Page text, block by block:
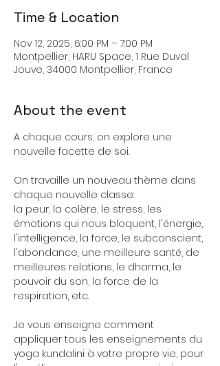
Time & Location
Nov 12, 2025, 6:00 PM – 7:00 PM
Montpellier, HARU Space, 1 Rue Duval
Jouve, 34000 Montpellier, France
About the event
A chaque cours, on explore une
nouvelle facette de soi.
On travaille un nouveau thème dans
chaque nouvelle classe:
la peur, la colère, le stress, les
émotions qui nous bloquent, l'énergie,
l'intelligence, la force, le subconscient,
l'abondance, une meilleure santé, de
meilleures relations, le dharma, le
pouvoir du son, la force de la
respiration, etc.
Je vous enseigne comment
appliquer tous les enseignements du
yoga kundalini à votre propre vie, pour